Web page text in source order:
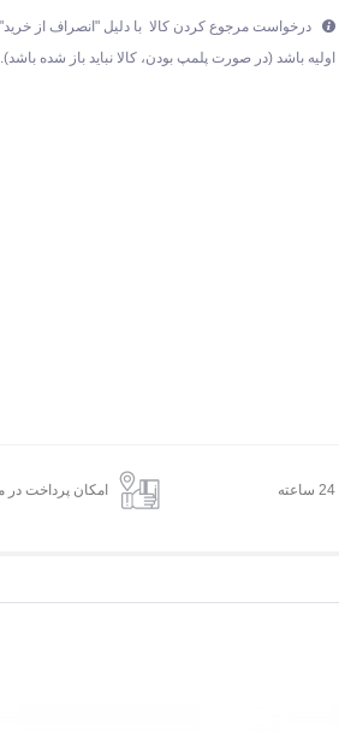
درخواست مرجوع کردن کالا با دلیل "انصراف از
اولیه باشد (در صورت پلمپ بودن، کالا نباید باز شده باشد).
امکان پرداخت در